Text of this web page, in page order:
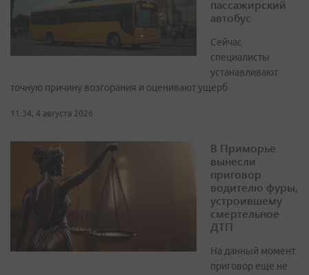
пассажирский
автобус
Сейчас
специалисты
устанавливают
точную причину возгорания и оценивают ущерб
11:34, 4 августа 2026
В Приморье
вынесли
приговор
водителю фуры,
устроившему
смертельное
ДТП
На данный момент
приговор еще не